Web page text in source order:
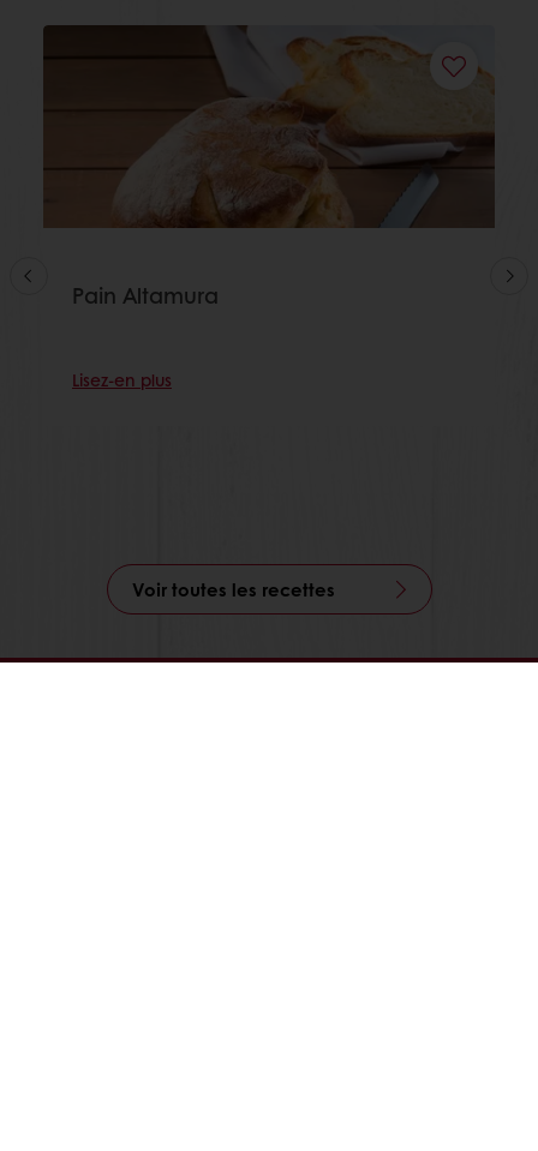
Pain Altamura
Lisez-en plus
Voir toutes les recettes